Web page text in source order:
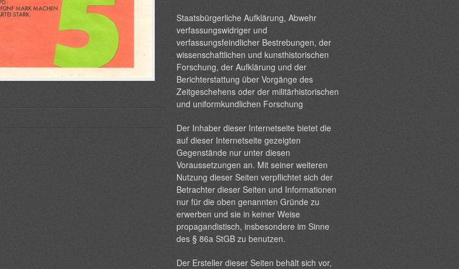
Staatsbürgerliche Aufklärung, Abwehr
verfassungswidriger und
verfassungsfeindlicher Bestrebungen, der
wissenschaftlichen und kunsthistorischen
Forschung, der Aufklärung und der
Berichterstattung über Vorgänge des
Zeitgeschehens oder der militärhistorischen
und uniformkundlichen Forschung
Der Inhaber dieser Internetseite bietet die
auf dieser Internetseite gezeigten
Gegenstände nur unter diesen
Voraussetzungen an. Mit seiner weiteren
Nutzung dieser Seiten verpflichtet sich der
Betrachter dieser Seiten und Informationen
nur für die oben genannten Gründe zu
erwerben und sie in keiner Weise
propagandistisch, insbesondere im Sinne
des § 86a StGB zu benutzen.
Der Ersteller dieser Seiten behält sich vor,